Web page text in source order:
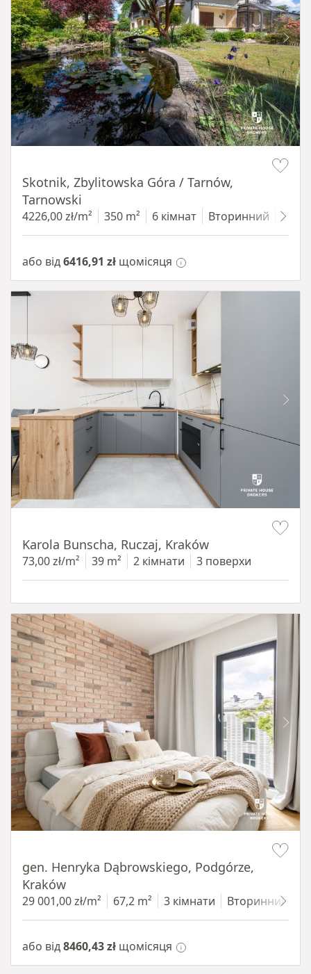
Skotnik, Zbylitowska Góra / Tarnów,
Tarnowski
4226,00 zł/m² 350 m² 6 кімнат Вторинний 2200
або від6416,91 zł щомісяця
Karola Bunscha, Ruczaj, Kraków
73,00 zł/m² 39 m² 2 кімнати 3 поверхи
gen. Henryka Dąbrowskiego, Podgórze,
Kraków
29 001,00 zł/m² 67,2 m² 3 кімнати Вторинний
або від8460,43 zł щомісяця